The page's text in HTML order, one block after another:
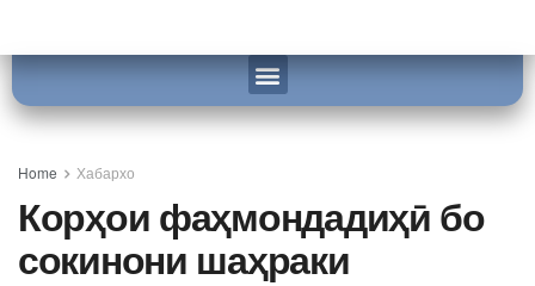
Home Хабархо
Корҳои фаҳмондадиҳӣ бо
сокинони шаҳраки